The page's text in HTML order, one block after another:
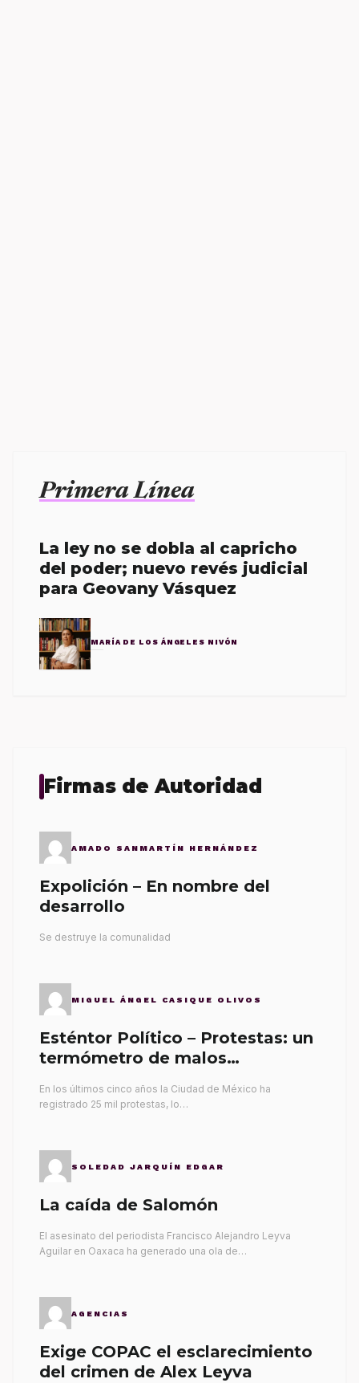
Primera Línea
La ley no se dobla al capricho
del poder; nuevo revés judicial
para Geovany Vásquez
MARÍA DE LOS ÁNGELES NIVÓN
Firmas de Autoridad
AMADO SANMARTÍN HERNÁNDEZ
Expolición – En nombre del
desarrollo
Se destruye la comunalidad
MIGUEL ÁNGEL CASIQUE OLIVOS
Esténtor Político – Protestas: un
termómetro de malos
En los últimos cinco años la Ciudad de México ha
registrado 25 mil protestas, lo…
SOLEDAD JARQUÍN EDGAR
La caída de Salomón
El asesinato del periodista Francisco Alejandro Leyva
Aguilar en Oaxaca ha generado una ola de…
AGENCIAS
Exige COPAC el esclarecimiento
del crimen de Alex Leyva